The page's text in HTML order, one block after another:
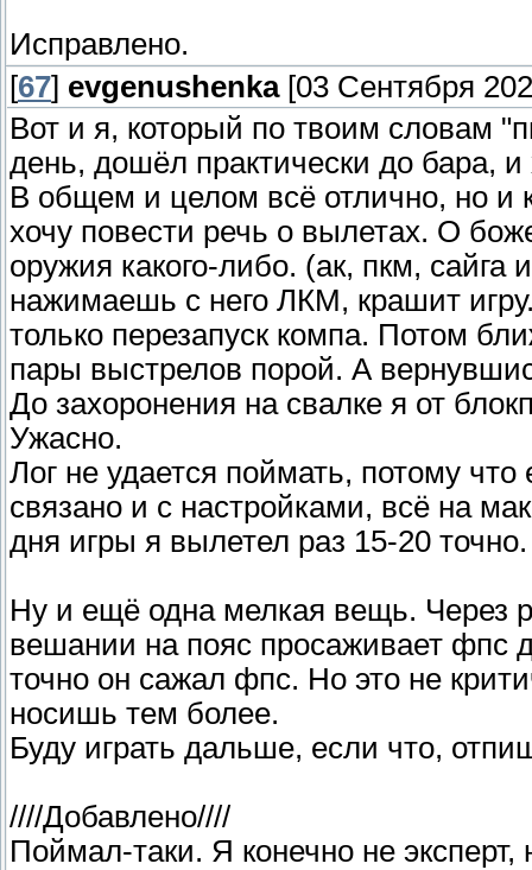
Исправлено.
[67] evgenushenka[03 Сентября
Вот и я, который по твоим словам
день, дошёл практически до бара,
В общем и целом всё отлично, но и
хочу повести речь о вылетах. О
оружия какого-либо. (ак, пкм,
нажимаешь с него ЛКМ, крашит
только перезапуск компа. Потом
пары выстрелов порой. А
До захоронения на свалке я от
Ужасно.
Лог не удается поймать, потому
связано и с настройками, всё на
дня игры я вылетел раз 15-20 точно.
Ну и ещё одна мелкая вещь. Через
вешании на пояс просаживает фпс
точно он сажал фпс. Но это не
носишь тем более.
Буду играть дальше, если что,
////Добавлено////
Поймал-таки. Я конечно не эксперт,